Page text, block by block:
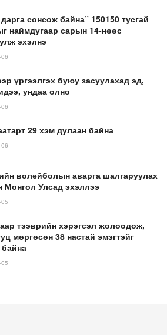
сонсож байна” 150150 тусгай
наймдугаар сарын 14-нөөс
эхэлнэ
үргээлгэх буюу засуулахад эд,
ундаа олно
29 хэм дулаан байна
волейболын аварга шалгаруулах
Монгол Улсад эхэллээ
тээврийн хэрэгсэл жолоодож,
мөргөсөн 38 настай эмэгтэйг